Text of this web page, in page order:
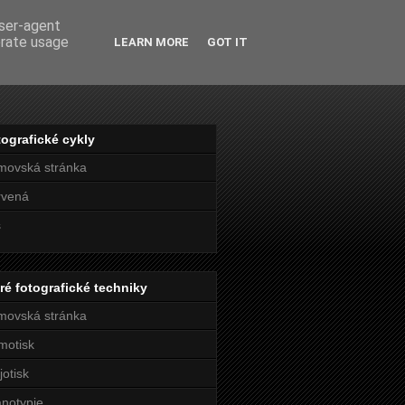
cykly
stránka
fotografické techniky
stránka
agent
usage
LEARN MORE GOT IT